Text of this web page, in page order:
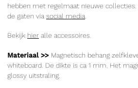
hebben met regelmaat nieuwe
de gaten via social media
Bekijk hier alle accessoires.
Materiaal >> Magnetisch behang
whiteboard. De dikte is ca 1 mm. Het
glossy uitstraling.